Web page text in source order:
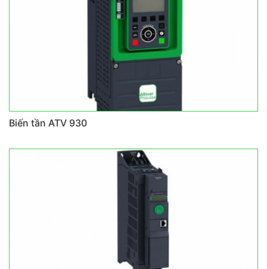
Biến tần ATV 930